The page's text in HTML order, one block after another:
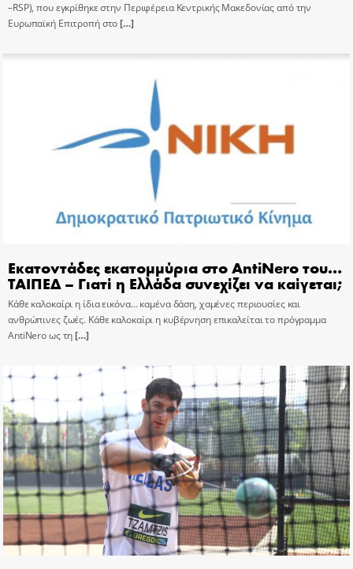
–RSP), που εγκρίθηκε στην Περιφέρεια Κεντρικής Μακεδονίας από την
Ευρωπαϊκή Επιτροπή στο[…]
Εκατοντάδες εκατομμύρια στο AntiNero του…
ΤΑΙΠΕΔ – Γιατί η Ελλάδα συνεχίζει να καίγεται;
Κάθε καλοκαίρι η ίδια εικόνα… καμένα δάση, χαμένες περιουσίες και
ανθρώπινες ζωές. Κάθε καλοκαίρι η κυβέρνηση επικαλείται το πρόγραμμα
AntiNero ως τη[…]